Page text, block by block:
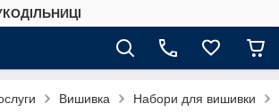
Вишивка Набори для вишивки